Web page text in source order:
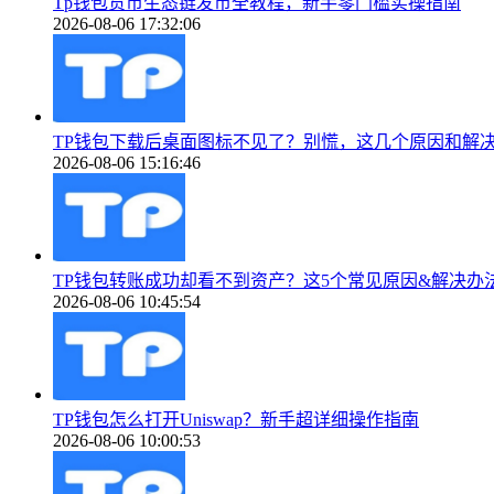
2026-08-06 17:32:06
TP钱包下载后桌面图标不见了？别慌，这几个原因和解
2026-08-06 15:16:46
TP钱包转账成功却看不到资产？这5个常见原因&解决办
2026-08-06 10:45:54
TP钱包怎么打开Uniswap？新手超详细操作指南
2026-08-06 10:00:53